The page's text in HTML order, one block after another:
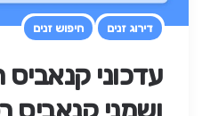
דירוג זנים חיפוש זנים
עדכוני